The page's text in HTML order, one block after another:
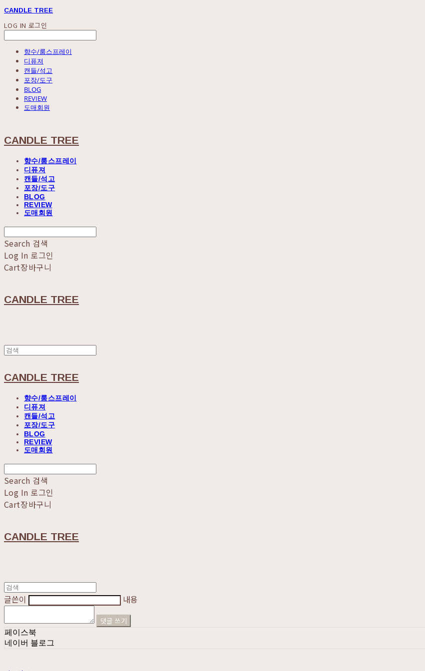
CANDLE TREE
LOG IN 로그인
향수/룸스프레이
디퓨져
캔들/석고
포장/도구
BLOG
REVIEW
도매회원
CANDLE TREE
향수/룸스프레이
디퓨져
캔들/석고
포장/도구
BLOG
REVIEW
도매회원
Search 검색
Log In 로그인
Cart장바구니
CANDLE TREE
CANDLE TREE
향수/룸스프레이
디퓨져
캔들/석고
포장/도구
BLOG
REVIEW
도매회원
Search 검색
Log In 로그인
Cart장바구니
CANDLE TREE
글쓴이 내용
댓글 쓰기
페이스북
네이버 블로그